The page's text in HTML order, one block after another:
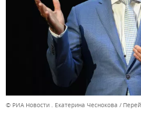
© РИА Новости . Екатерина Чеснокова